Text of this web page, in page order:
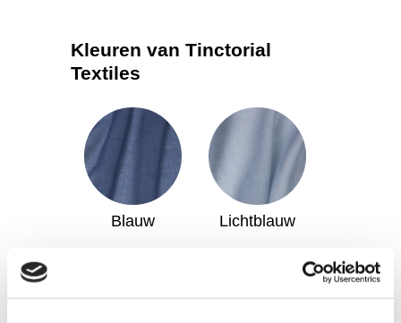
Kleuren van Tinctorial
Textiles
Blauw Lichtblauw